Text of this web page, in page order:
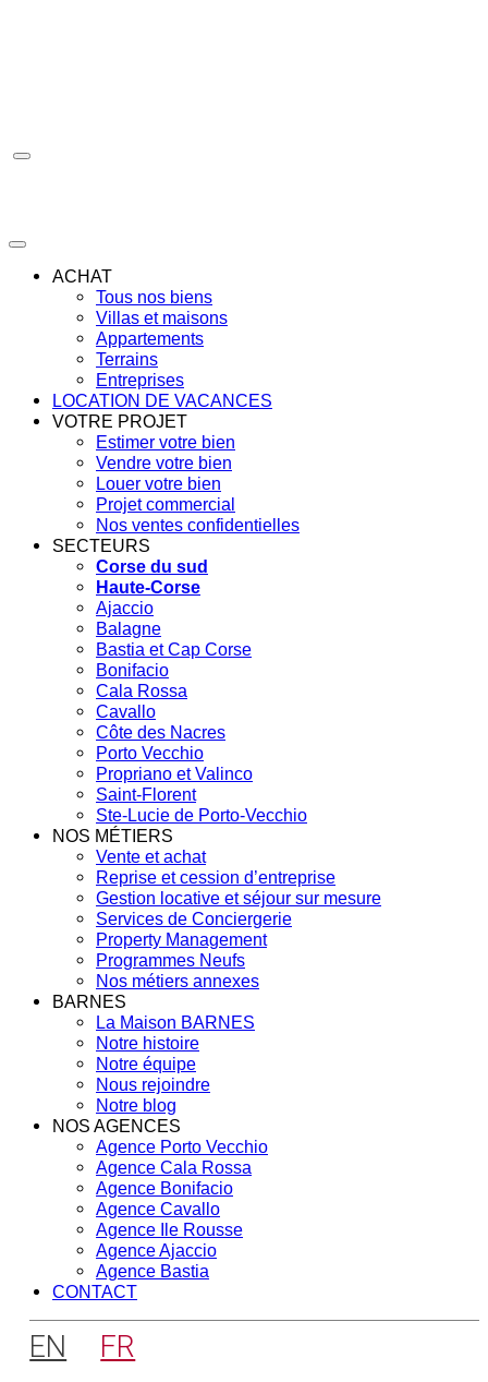
ACHAT
Tous nos biens
Villas et maisons
Appartements
Terrains
Entreprises
LOCATION DE VACANCES
VOTRE PROJET
Estimer votre bien
Vendre votre bien
Louer votre bien
Projet commercial
Nos ventes confidentielles
SECTEURS
Corse du sud
Haute-Corse
Ajaccio
Balagne
Bastia et Cap Corse
Bonifacio
Cala Rossa
Cavallo
Côte des Nacres
Porto Vecchio
Propriano et Valinco
Saint-Florent
Ste-Lucie de Porto-Vecchio
NOS MÉTIERS
Vente et achat
Reprise et cession d’entreprise
Gestion locative et séjour sur mesure
Services de Conciergerie
Property Management
Programmes Neufs
Nos métiers annexes
BARNES
La Maison BARNES
Notre histoire
Notre équipe
Nous rejoindre
Notre blog
NOS AGENCES
Agence Porto Vecchio
Agence Cala Rossa
Agence Bonifacio
Agence Cavallo
Agence Ile Rousse
Agence Ajaccio
Agence Bastia
CONTACT
EN FR